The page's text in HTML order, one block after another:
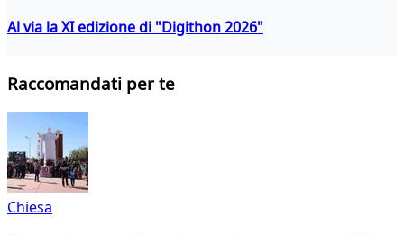
Al via la XI edizione di "Digithon 2026"
Raccomandati per te
Chiesa